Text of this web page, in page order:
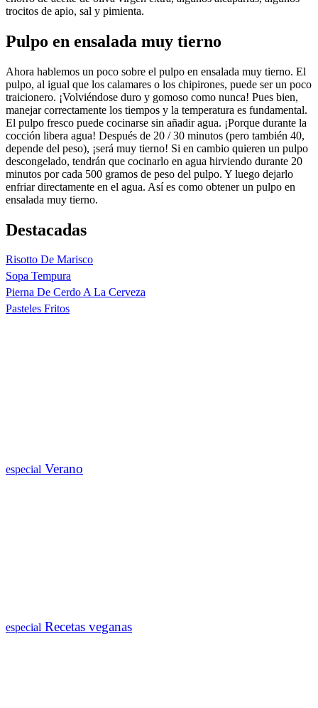
trocitos de apio, sal y pimienta.
Pulpo en ensalada muy tierno
Ahora hablemos un poco sobre el pulpo en ensalada muy tierno. El
pulpo, al igual que los calamares o los chipirones, puede ser un poco
traicionero. ¡Volviéndose duro y gomoso como nunca! Pues bien,
manejar correctamente los tiempos y la temperatura es fundamental.
El pulpo fresco puede cocinarse sin añadir agua. ¡Porque durante la
cocción libera agua! Después de 20 / 30 minutos (pero también 40,
depende del peso), ¡será muy tierno! Si en cambio quieren un pulpo
descongelado, tendrán que cocinarlo en agua hirviendo durante 20
minutos por cada 500 gramos de peso del pulpo. Y luego dejarlo
enfriar directamente en el agua. Así es como obtener un pulpo en
ensalada muy tierno.
Destacadas
Risotto De Marisco
Sopa Tempura
Pierna De Cerdo A La Cerveza
Pasteles Fritos
especial Verano
especial Recetas veganas